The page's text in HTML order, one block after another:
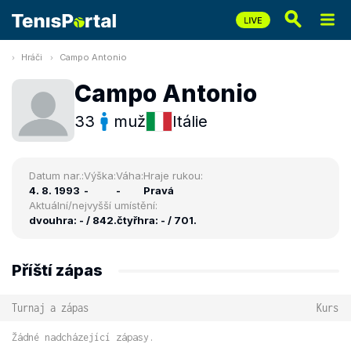
Hráči Campo Antonio
Campo Antonio
33 muž Itálie
Datum nar.:
4. 8. 1993
Výška:
-
Váha:
-
Hraje rukou:
Pravá
Aktuální/nejvyšší umístění:
dvouhra: - / 842.čtyřhra: - / 701.
Příští zápas
Turnaj a zápas Kurs
Žádné nadcházející zápasy.